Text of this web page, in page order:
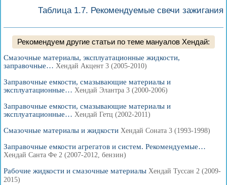
Таблица 1.7. Рекомендуемые свечи зажигания
Рекомендуем другие статьи по теме мануалов Хендай:
Смазочные материалы, эксплуатационные жидкости,
заправочные… Хендай Акцент 3 (2005-2010)
Заправочные емкости, смазывающие материалы и
эксплуатационные… Хендай Элантра 3 (2000-2006)
Заправочные емкости, смазывающие материалы и
эксплуатационные… Хендай Гетц (2002-2011)
Смазочные материалы и жидкости Хендай Соната 3 (1993-1998)
Заправочные емкости агрегатов и систем. Рекомендуемые…
Хендай Санта Фе 2 (2007-2012, бензин)
Рабочие жидкости и смазочные материалы Хендай Туссан 2 (2009-
2015)